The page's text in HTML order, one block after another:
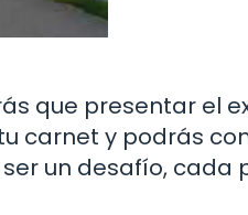
que presentar el
carnet y podrás
un desafío, cada